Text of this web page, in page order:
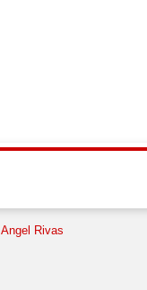
Angel Rivas